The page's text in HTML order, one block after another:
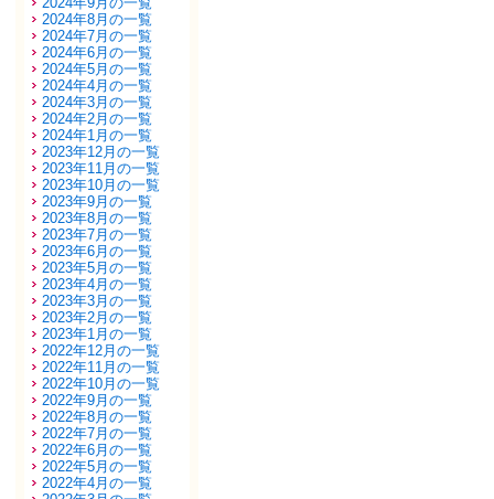
2024年8月の一覧
2024年7月の一覧
2024年6月の一覧
2024年5月の一覧
2024年4月の一覧
2024年3月の一覧
2024年2月の一覧
2024年1月の一覧
2023年12月の一覧
2023年11月の一覧
2023年10月の一覧
2023年9月の一覧
2023年8月の一覧
2023年7月の一覧
2023年6月の一覧
2023年5月の一覧
2023年4月の一覧
2023年3月の一覧
2023年2月の一覧
2023年1月の一覧
2022年12月の一覧
2022年11月の一覧
2022年10月の一覧
2022年9月の一覧
2022年8月の一覧
2022年7月の一覧
2022年6月の一覧
2022年5月の一覧
2022年4月の一覧